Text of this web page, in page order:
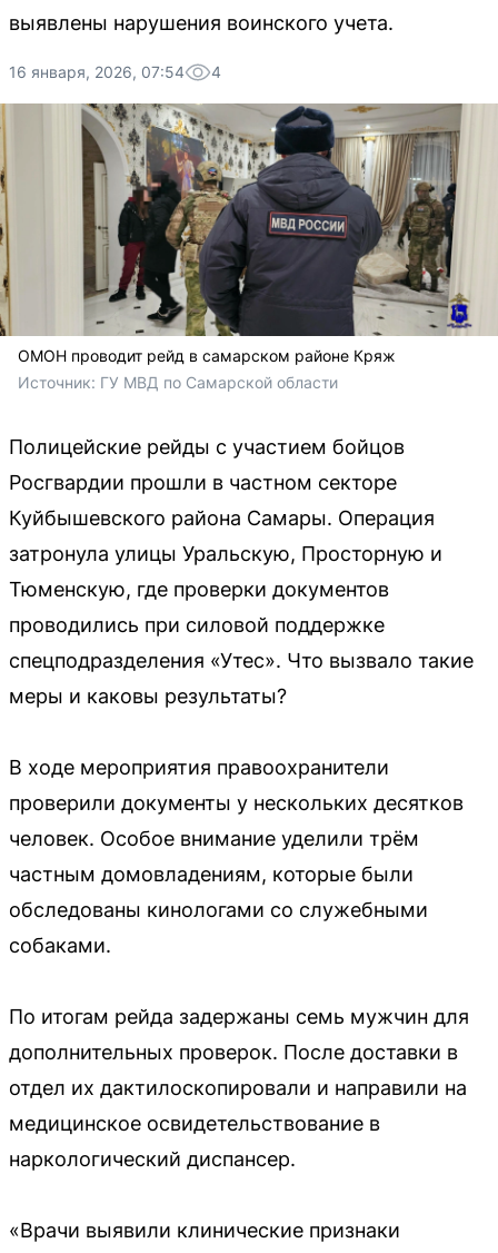
выявлены нарушения воинского учета.
16 января, 2026, 07:54 4
ОМОН проводит рейд в самарском районе Кряж
Источник: ГУ МВД по Самарской области
Полицейские рейды с участием бойцов
Росгвардии прошли в частном секторе
Куйбышевского района Самары. Операция
затронула улицы Уральскую, Просторную и
Тюменскую, где проверки документов
проводились при силовой поддержке
спецподразделения «Утес». Что вызвало такие
меры и каковы результаты?
В ходе мероприятия правоохранители
проверили документы у нескольких десятков
человек. Особое внимание уделили трём
частным домовладениям, которые были
обследованы кинологами со служебными
собаками.
По итогам рейда задержаны семь мужчин для
дополнительных проверок. После доставки в
отдел их дактилоскопировали и направили на
медицинское освидетельствование в
наркологический диспансер.
«Врачи выявили клинические признаки